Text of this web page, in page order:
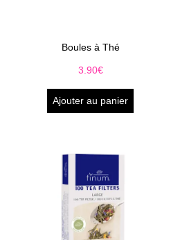
Boules à Thé
3.90€
Ajouter au panier